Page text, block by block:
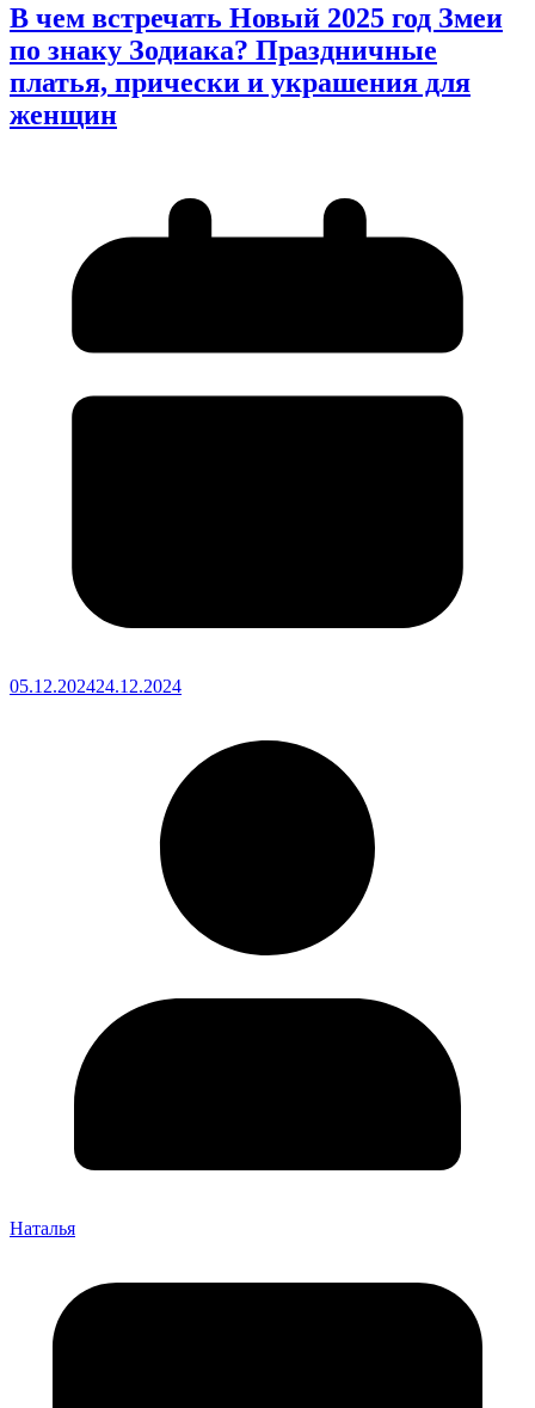
В чем встречать Новый 2025 год Змеи
по знаку Зодиака? Праздничные
платья, прически и украшения для
женщин
05.12.202424.12.2024
Наталья